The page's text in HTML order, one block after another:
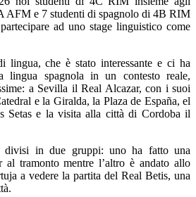
AFM e 7 studenti di spagnolo di 4B RIM
ad uno stage linguistico come
lingua, che è stato interessante e ci ha
lingua spagnola in un contesto reale,
a Sevilla il Real Alcazar, con i suoi
e la Giralda, la Plaza de España, el
Setas e la visita alla città di Cordoba il
divisi in due gruppi: uno ha fatto una
al tramonto mentre l’altro è andato allo
a vedere la partita del Real Betis, una